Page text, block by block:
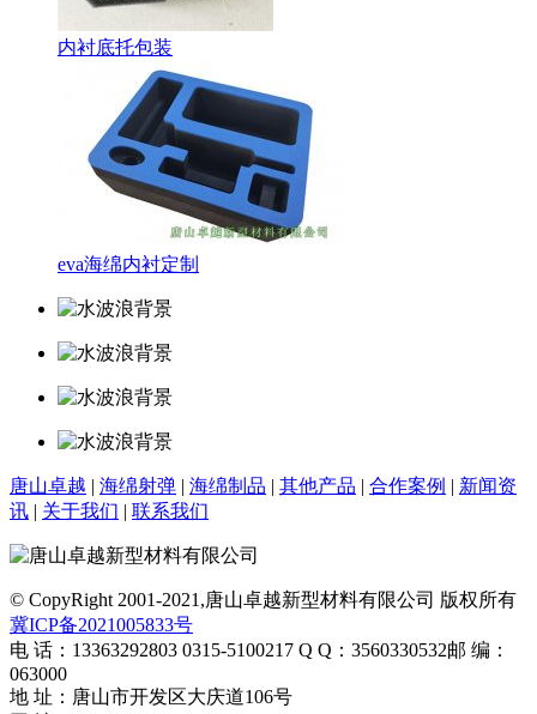
内衬底托包装
eva海绵内衬定制
唐山卓越 | 海绵射弹 | 海绵制品 | 其他产品 | 合作案例 | 新闻资
讯 | 关于我们 | 联系我们
© CopyRight 2001-2021,唐山卓越新型材料有限公司 版权所有
冀ICP备2021005833号
电 话：13363292803 0315-5100217 Q Q：3560330532邮 编：
063000
地 址：唐山市开发区大庆道106号